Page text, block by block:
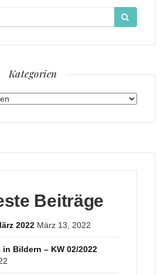
Kategorien
Beiträge
2022 März 13, 2022
in Bildern – KW 02/2022